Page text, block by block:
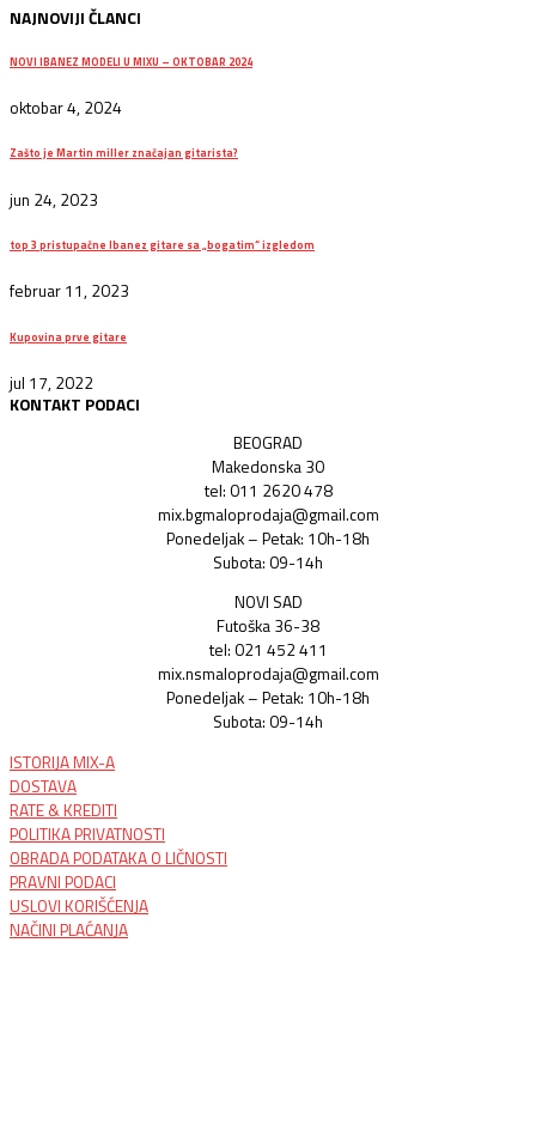
NAJNOVIJI ČLANCI
NOVI IBANEZ MODELI U MIXU – OKTOBAR 2024
oktobar 4, 2024
Zašto je Martin miller značajan gitarista?
jun 24, 2023
top 3 pristupačne Ibanez gitare sa „bogatim“ izgledom
februar 11, 2023
Kupovina prve gitare
jul 17, 2022
KONTAKT PODACI
BEOGRAD
Makedonska 30
tel: 011 2620 478
mix.bgmaloprodaja@gmail.com
Ponedeljak – Petak: 10h-18h
Subota: 09-14h
NOVI SAD
Futoška 36-38
tel: 021 452 411
mix.nsmaloprodaja@gmail.com
Ponedeljak – Petak: 10h-18h
Subota: 09-14h
ISTORIJA MIX-A
DOSTAVA
RATE & KREDITI
POLITIKA PRIVATNOSTI
OBRADA PODATAKA O LIČNOSTI
PRAVNI PODACI
USLOVI KORIŠĆENJA
NAČINI PLAĆANJA